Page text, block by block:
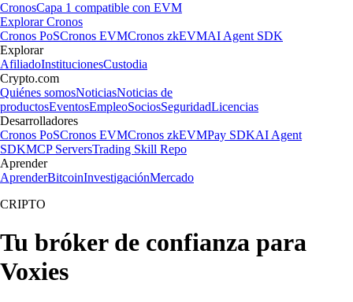
CronosCapa 1 compatible con EVM
Explorar Cronos
Cronos PoSCronos EVMCronos zkEVMAI Agent SDK
Explorar
AfiliadoInstitucionesCustodia
Crypto.com
Quiénes somosNoticiasNoticias de
productosEventosEmpleoSociosSeguridadLicencias
Desarrolladores
Cronos PoSCronos EVMCronos zkEVMPay SDKAI Agent
SDKMCP ServersTrading Skill Repo
Aprender
AprenderBitcoinInvestigaciónMercado
CRIPTO
Tu bróker de confianza para
Voxies